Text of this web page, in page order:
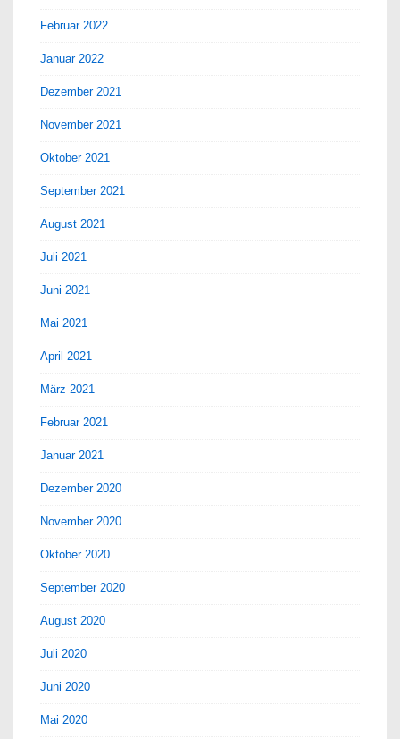
Februar 2022
Januar 2022
Dezember 2021
November 2021
Oktober 2021
September 2021
August 2021
Juli 2021
Juni 2021
Mai 2021
April 2021
März 2021
Februar 2021
Januar 2021
Dezember 2020
November 2020
Oktober 2020
September 2020
August 2020
Juli 2020
Juni 2020
Mai 2020